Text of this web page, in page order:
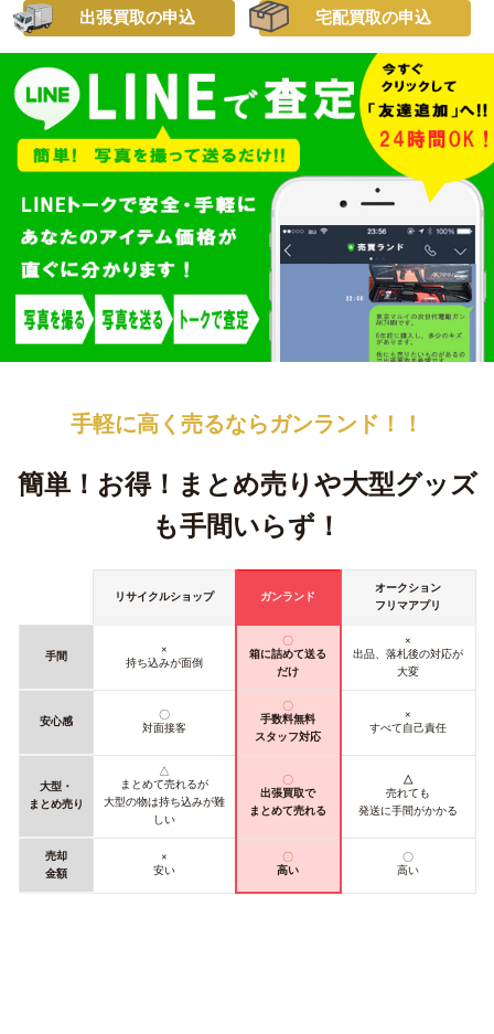
出張買取の申込 宅配買取の申込
手軽に高く売るならガンランド！！
簡単！お得！ まとめ売りや大型グッズ
も手間いらず！
リサイクルショップ ガンランド
オークション
フリマアプリ
手間
×
持ち込みが面倒
〇
箱に詰めて送る
だけ
×
出品、落札後の対応が
大変
安心感
〇
対面接客
〇
手数料無料
スタッフ対応
×
すべて自己責任
大型・
まとめ売り
△
まとめて売れるが
大型の物は持ち込みが難
しい
〇
出張買取で
まとめて売れる
△
売れても
発送に手間がかかる
売却
金額
×
安い
〇
高い
〇
高い